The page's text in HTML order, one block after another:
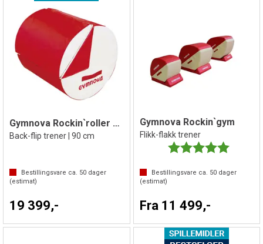
Gymnova Rockin`roller Stor
Back-flip trener | 90 cm
Bestillingsvare ca. 50 dager
(estimat)
19 399,-
Gymnova Rockin`gym
Flikk-flakk trener
Karakter:
Bestillingsvare ca. 50dager
(estimat)
Fra 11 499,-